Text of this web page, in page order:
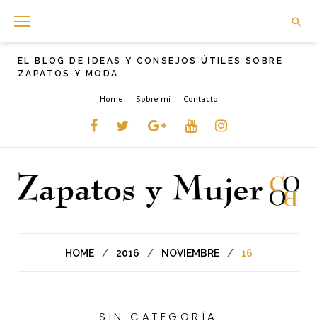
EL BLOG DE IDEAS Y CONSEJOS ÚTILES SOBRE
ZAPATOS Y MODA
Home Sobre mi Contacto
HOME / 2016 / NOVIEMBRE / 16
SIN CATEGORÍA